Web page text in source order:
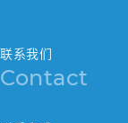
联系我们
Contact